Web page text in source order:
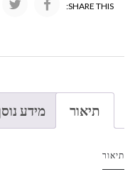
SHARE THIS:
תיאור מידע
תיאור